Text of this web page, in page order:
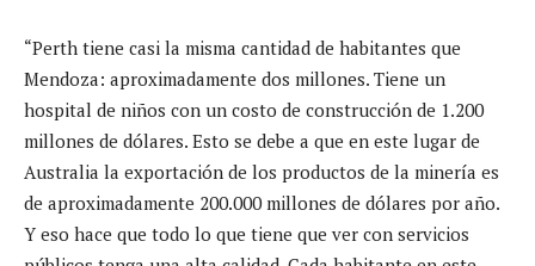
“Perth tiene casi la misma cantidad de habitantes que
Mendoza: aproximadamente dos millones. Tiene un
hospital de niños con un costo de construcción de 1.200
millones de dólares. Esto se debe a que en este lugar de
Australia la exportación de los productos de la minería es
de aproximadamente 200.000 millones de dólares por año.
Y eso hace que todo lo que tiene que ver con servicios